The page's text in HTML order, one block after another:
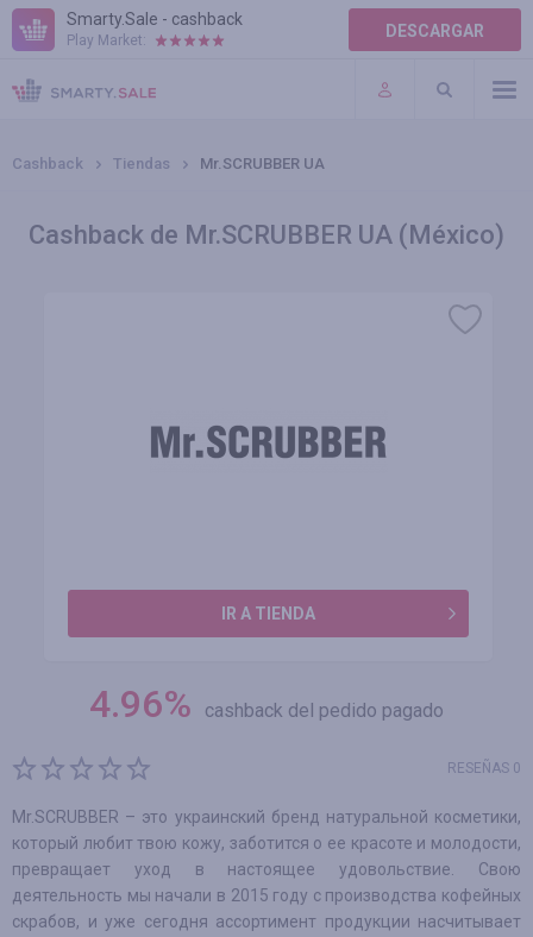
Smarty.Sale - cashback
Play Market: DESCARGAR
AYUDA
TÉRMINOS DE USO
Cashback Tiendas Mr.SCRUBBER UA
Cashback de Mr.SCRUBBER UA (México)
IR A TIENDA
4.96% cashback del pedido pagado
RESEÑAS 0
Mr.SCRUBBER – это украинский бренд натуральной косметики,
который любит твою кожу, заботится о ее красоте и молодости,
превращает уход в настоящее удовольствие. Свою
деятельность мы начали в 2015 году с производства кофейных
скрабов, и уже сегодня ассортимент продукции насчитывает